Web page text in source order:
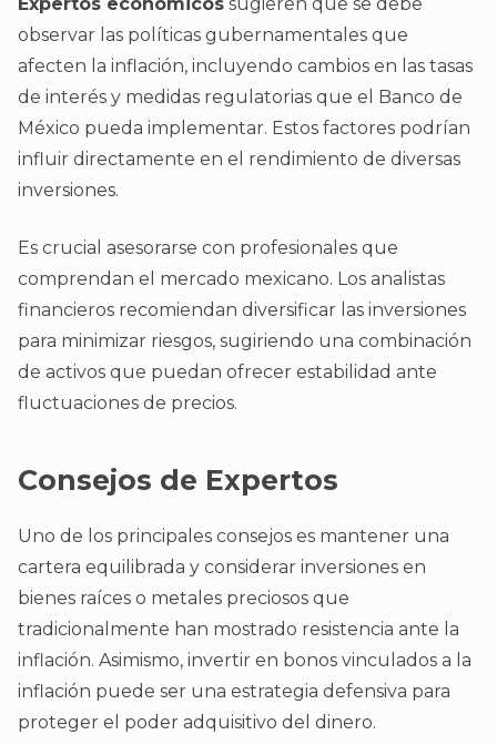
Expertos económicos sugieren que se debe
observar las políticas gubernamentales que
afecten la inflación, incluyendo cambios en las tasas
de interés y medidas regulatorias que el Banco de
México pueda implementar. Estos factores podrían
influir directamente en el rendimiento de diversas
inversiones.
Es crucial asesorarse con profesionales que
comprendan el mercado mexicano. Los analistas
financieros recomiendan diversificar las inversiones
para minimizar riesgos, sugiriendo una combinación
de activos que puedan ofrecer estabilidad ante
fluctuaciones de precios.
Consejos de Expertos
Uno de los principales consejos es mantener una
cartera equilibrada y considerar inversiones en
bienes raíces o metales preciosos que
tradicionalmente han mostrado resistencia ante la
inflación. Asimismo, invertir en bonos vinculados a la
inflación puede ser una estrategia defensiva para
proteger el poder adquisitivo del dinero.